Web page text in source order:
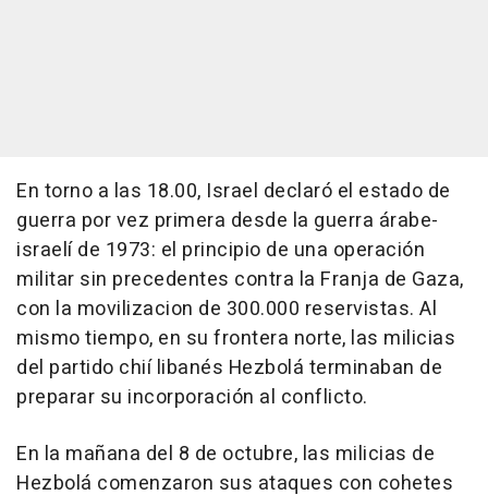
En torno a las 18.00, Israel declaró el estado de
guerra por vez primera desde la guerra árabe-
israelí de 1973: el principio de una operación
militar sin precedentes contra la Franja de Gaza,
con la movilizacion de 300.000 reservistas. Al
mismo tiempo, en su frontera norte, las milicias
del partido chií libanés Hezbolá terminaban de
preparar su incorporación al conflicto.
En la mañana del 8 de octubre, las milicias de
Hezbolá comenzaron sus ataques con cohetes